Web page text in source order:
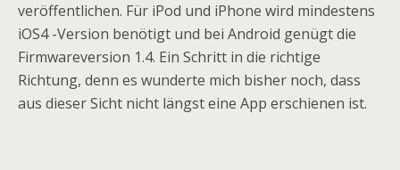
veröffentlichen. Für iPod und iPhone wird mindestens
iOS4 -Version benötigt und bei Android genügt die
Firmwareversion 1.4. Ein Schritt in die richtige
Richtung, denn es wunderte mich bisher noch, dass
aus dieser Sicht nicht längst eine App erschienen ist.